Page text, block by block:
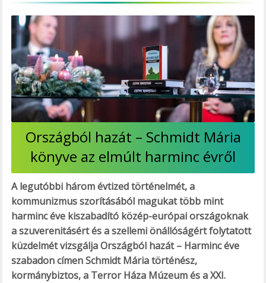
Országból hazát – Schmidt Mária
könyve az elmúlt harminc évről
A legutóbbi három évtized történelmét, a
kommunizmus szorításából magukat több mint
harminc éve kiszabadító közép-európai országoknak
a szuverenitásért és a szellemi önállóságért folytatott
küzdelmét vizsgálja Országból hazát – Harminc éve
szabadon címen Schmidt Mária történész,
kormánybiztos, a Terror Háza Múzeum és a XXI.